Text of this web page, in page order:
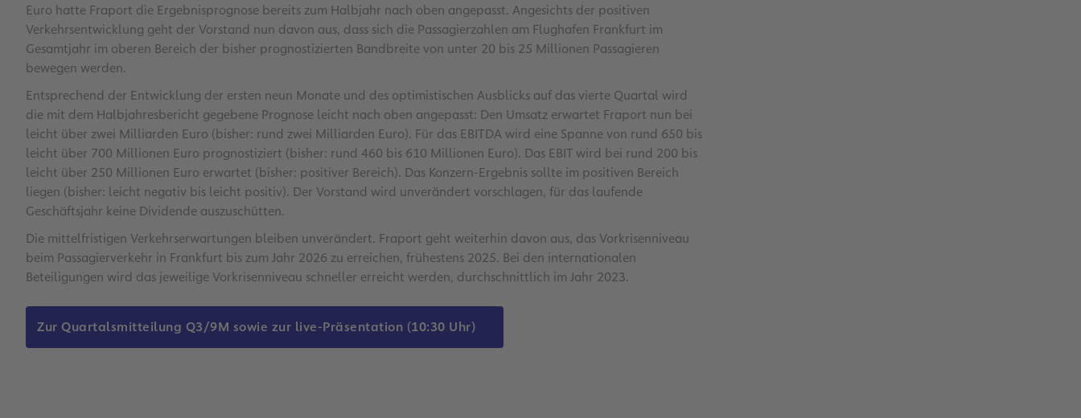
Euro hatte Fraport die Ergebnisprognose bereits zum Halbjahr nach oben angepasst. Angesichts der positiven
Verkehrsentwicklung geht der Vorstand nun davon aus, dass sich die Passagierzahlen am Flughafen Frankfurt im
Gesamtjahr im oberen Bereich der bisher prognostizierten Bandbreite von unter 20 bis 25 Millionen Passagieren
bewegen werden.
Entsprechend der Entwicklung der ersten neun Monate und des optimistischen Ausblicks auf das vierte Quartal wird
die mit dem Halbjahresbericht gegebene Prognose leicht nach oben angepasst: Den Umsatz erwartet Fraport nun bei
leicht über zwei Milliarden Euro (bisher: rund zwei Milliarden Euro). Für das EBITDA wird eine Spanne von rund 650 bis
leicht über 700 Millionen Euro prognostiziert (bisher: rund 460 bis 610 Millionen Euro). Das EBIT wird bei rund 200 bis
leicht über 250 Millionen Euro erwartet (bisher: positiver Bereich). Das Konzern-Ergebnis sollte im positiven Bereich
liegen (bisher: leicht negativ bis leicht positiv). Der Vorstand wird unverändert vorschlagen, für das laufende
Geschäftsjahr keine Dividende auszuschütten.
Die mittelfristigen Verkehrserwartungen bleiben unverändert. Fraport geht weiterhin davon aus, das Vorkrisenniveau
beim Passagierverkehr in Frankfurt bis zum Jahr 2026 zu erreichen, frühestens 2025. Bei den internationalen
Beteiligungen wird das jeweilige Vorkrisenniveau schneller erreicht werden, durchschnittlich im Jahr 2023.
Zur Quartalsmitteilung Q3/9M sowie zur live-Präsentation (10:30 Uhr)